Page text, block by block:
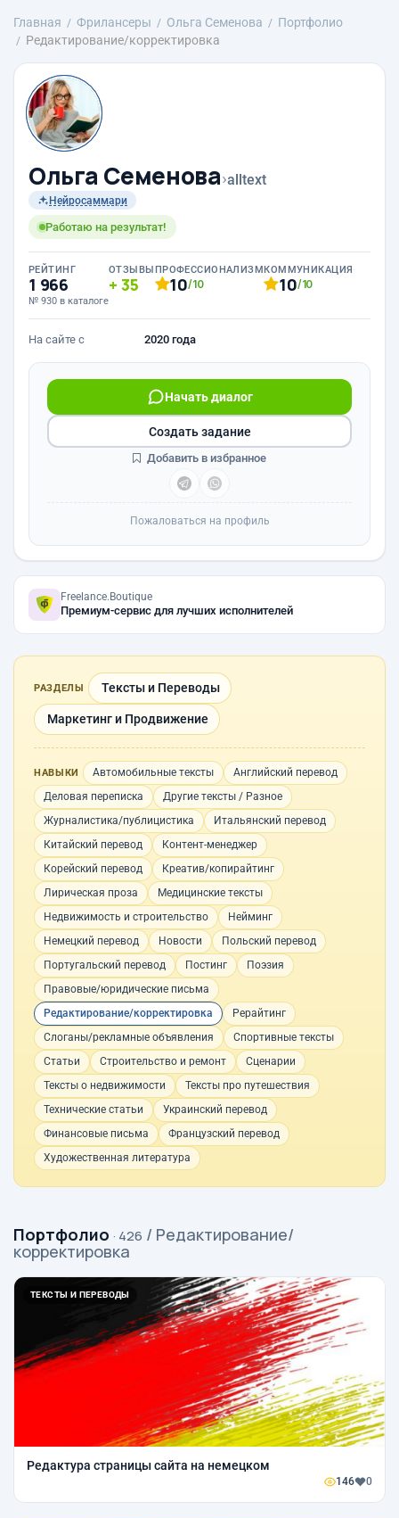
Главная Фрилансеры Ольга Семенова
Портфолио
Редактирование/корректировка
Ольга Семенова›alltext
Нейросаммари
Работаю на результат!
РЕЙТИНГ
1 966
№ 930 в каталоге
ОТЗЫВЫ
35
ПРОФЕССИОНАЛИЗМ
10/10
КОММУНИКАЦИЯ
10/10
На сайте с 2020 года
Начать диалог
Создать задание
Добавить в избранное
Пожаловаться на профиль
Freelance.Boutique
Премиум-сервис для лучших исполнителей
РАЗДЕЛЫ Тексты и Переводы
Маркетинг и Продвижение
НАВЫКИ Автомобильные тексты
Английский перевод
Деловая переписка
Другие тексты / Разное
Журналистика/публицистика
Итальянский перевод
Китайский перевод
Контент-менеджер
Корейский перевод
Креатив/копирайтинг
Лирическая проза
Медицинские тексты
Недвижимость и строительство
Нейминг
Немецкий перевод
Новости
Польский перевод
Португальский перевод
Постинг
Поэзия
Правовые/юридические письма
Редактирование/корректировка
Рерайтинг
Слоганы/рекламные объявления
Спортивные тексты
Статьи
Строительство и ремонт
Сценарии
Тексты о недвижимости
Тексты про путешествия
Технические статьи
Украинский перевод
Финансовые письма
Французский перевод
Художественная литература
Портфолио · 426 / Редактирование/
корректировка
ТЕКСТЫ И ПЕРЕВОДЫ
Редактура страницы сайта на немецком
146 0